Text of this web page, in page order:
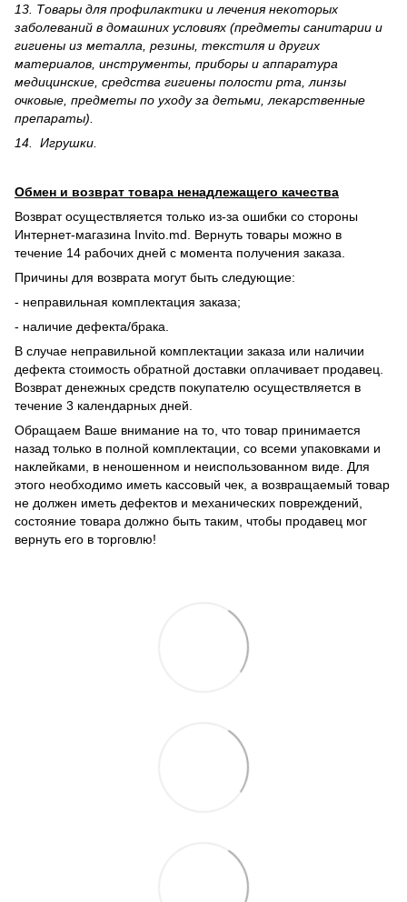
13. Товары для профилактики и лечения некоторых
заболеваний в домашних условиях (предметы санитарии и
гигиены из металла, резины, текстиля и других
материалов, инструменты, приборы и аппаратура
медицинские, средства гигиены полости рта, линзы
очковые, предметы по уходу за детьми, лекарственные
препараты).
14. Игрушки.
Обмен и возврат товара ненадлежащего качества
Возврат осуществляется только из-за ошибки со стороны
Интернет-магазина Invito.md. Вернуть товары можно в
течение 14 рабочих дней с момента получения заказа.
Причины для возврата могут быть следующие:
- неправильная комплектация заказа;
- наличие дефекта/брака.
В случае неправильной комплектации заказа или наличии
дефекта стоимость обратной доставки оплачивает продавец.
Возврат денежных средств покупателю осуществляется в
течение 3 календарных дней.
Обращаем Ваше внимание на то, что товар принимается
назад только в полной комплектации, со всеми упаковками и
наклейками, в неношенном и неиспользованном виде. Для
этого необходимо иметь кассовый чек, а возвращаемый товар
не должен иметь дефектов и механических повреждений,
состояние товара должно быть таким, чтобы продавец мог
вернуть его в торговлю!